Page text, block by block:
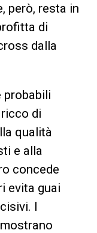
però, resta in
di
dalla
probabili
di
qualità
e alla
concede
evita guai
I